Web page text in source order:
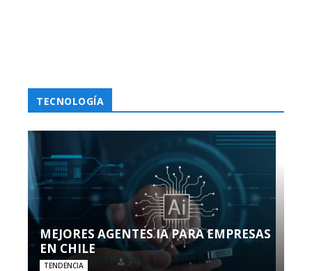
TECNOLOGÍA
MEJORES AGENTES IA PARA EMPRESAS
EN CHILE
TENDENCIA